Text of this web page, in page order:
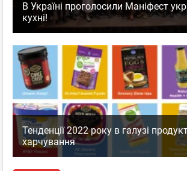
В Україні проголосили Маніфест
кухні!
Тенденції 2022 року в галузі
харчування